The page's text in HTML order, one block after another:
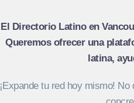
El Directorio Latino en
Queremos ofrecer una
latina,
¡Expande tu red hoy mismo!